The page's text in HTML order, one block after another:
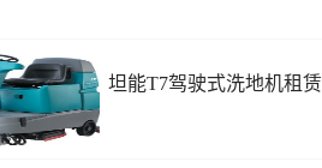
坦能T7驾驶式洗地机租赁